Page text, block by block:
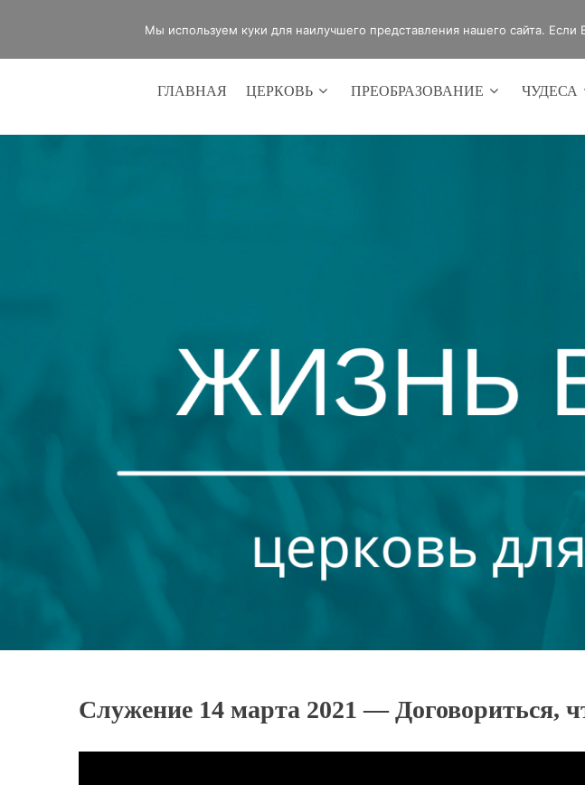
office@lifeinvictory.ru +7 950 189 4420 Россия,
ГЛАВНАЯ ЦЕРКОВЬ ПРЕОБРАЗОВАНИЕ ЧУДЕСА
Служение 14 марта 2021 — Договориться,
Мы используем куки для наилучшего представления нашего сайта. Если